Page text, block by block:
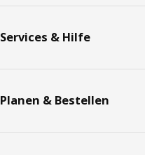
Services & Hilfe
Planen & Bestellen